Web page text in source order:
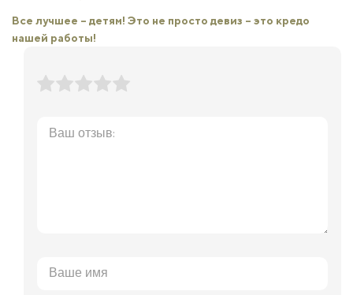
Все лучшее – детям! Это не просто девиз – это кредо
нашей работы!